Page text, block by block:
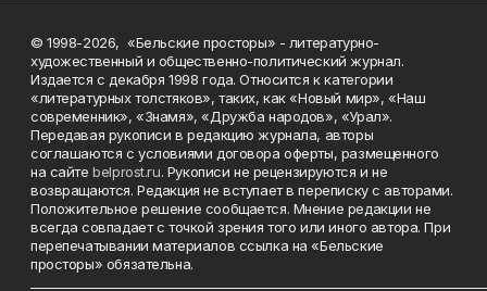
© 1998-2026, «Бельские просторы» - литературно-
художественный и общественно-политический журнал.
Издается с декабря 1998 года. Относится к категории
«литературных толстяков», таких, как «Новый мир», «Наш
современник», «Знамя», «Дружба народов», «Урал».
Передавая рукописи в редакцию журнала, авторы
соглашаются с условиями договора оферты, размещенного
на сайтеbelprost.ru. Рукописи не рецензируются и не
возвращаются. Редакция не вступает в переписку с авторами.
Положительное решение сообщается. Мнение редакции не
всегда совпадает с точкой зрения того или иного автора. При
перепечатывании материалов ссылка на «Бельские
просторы» обязательна.